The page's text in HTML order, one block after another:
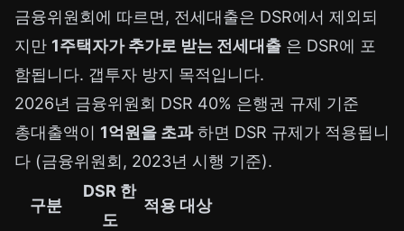
금융위원회에 따르면, 전세대출은 DSR에서 제외되
지만 1주택자가 추가로 받는 전세대출 은 DSR에 포
함됩니다. 갭투자 방지 목적입니다.
2026년 금융위원회 DSR 40% 은행권 규제 기준
총대출액이 1억원을 초과하면 DSR 규제가 적용됩니
다 (금융위원회, 2023년 시행 기준).
구분
DSR 한
도
적용 대상